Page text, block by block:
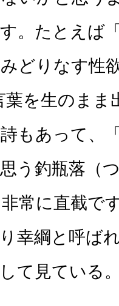
。たとえば
どりなす性
葉を生のま
もあって、
う釣瓶落（
常に直截で
幸綱と呼ば
て見ている